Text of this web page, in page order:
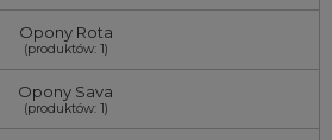
Opony Rota
(produktów: 1)
Opony Sava
(produktów: 1)